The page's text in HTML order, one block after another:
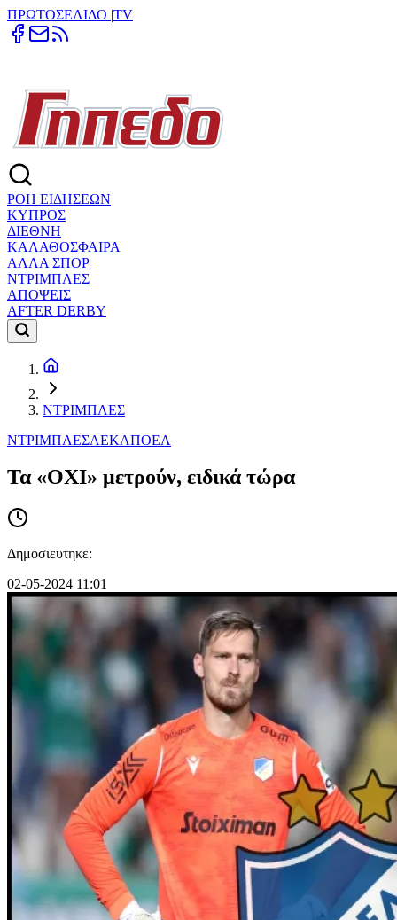
ΠΡΩΤΟΣΕΛΙΔΟ |TV
ΡΟΗ ΕΙΔΗΣΕΩΝ
ΚΥΠΡΟΣ
ΔΙΕΘΝΗ
ΚΑΛΑΘΟΣΦΑΙΡΑ
ΑΛΛΑ ΣΠΟΡ
ΝΤΡΙΜΠΛΕΣ
ΑΠΟΨΕΙΣ
AFTER DERBY
ΝΤΡΙΜΠΛΕΣ
ΝΤΡΙΜΠΛΕΣΑΕΚΑΠΟΕΛ
Τα «ΟΧΙ» μετρούν, ειδικά τώρα
Δημοσιευτηκε:
02-05-2024 11:01